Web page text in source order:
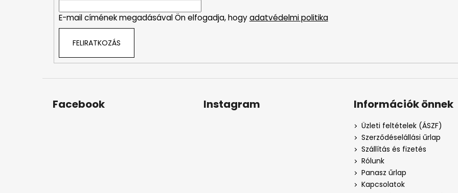
E-mail címének megadásával Ön elfogadja, hogyadatvédelmi politika
FELIRATKOZÁS
Facebook Instagram Információk önnek
Üzleti feltételek (ÁSZF)
Szerződéselállási űrlap
Szállítás és fizetés
Rólunk
Panasz űrlap
Kapcsolatok